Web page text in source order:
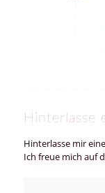
Hinterlasse
Hinterlasse mir
Ich freue mich auf